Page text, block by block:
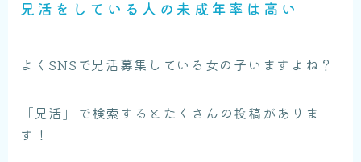
兄活をしている人の未成年率は高い
よくSNSで兄活募集している女の子いますよね？
「兄活」で検索するとたくさんの投稿がありま
す！